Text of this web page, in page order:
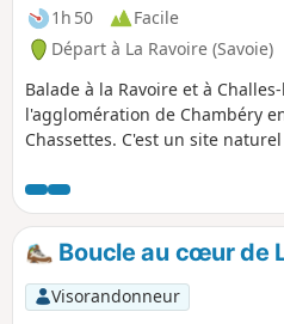
1h 50
Facile
Départ à La Ravoire (Savoie)
Balade à la Ravoire et à
l'agglomération de Chambéry
Chassettes. C'est un site
retrouverez le biome qui
des fonds de vallée des Alpes.
parcourir la base de loisirs de
colline de l'église et le bourg
Boucle au cœur de
Visorandonneur